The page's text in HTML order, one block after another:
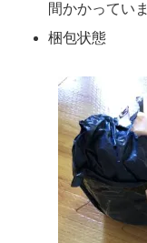
間かかってい
梱包状態